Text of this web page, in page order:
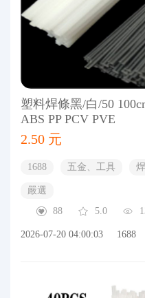
塑料焊條黑/白/50
ABS PP PCV PVE
2.50 元
1688 五金、工具
嚴選
88
5.0
2026-07-20 04:00:03 1688